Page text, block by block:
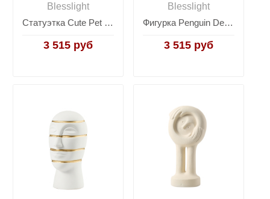
Blesslight
Статуэтка Cute Pet Bunny
3 515 руб
Blesslight
Фигурка Penguin Decor
3 515 руб